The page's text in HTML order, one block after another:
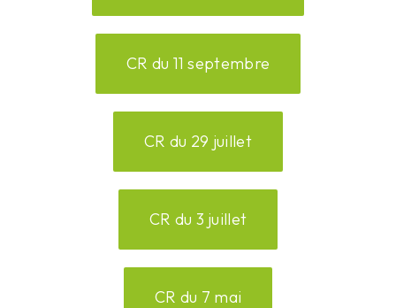
CR du 11 septembre
CR du 29 juillet
CR du 3 juillet
CR du 7 mai